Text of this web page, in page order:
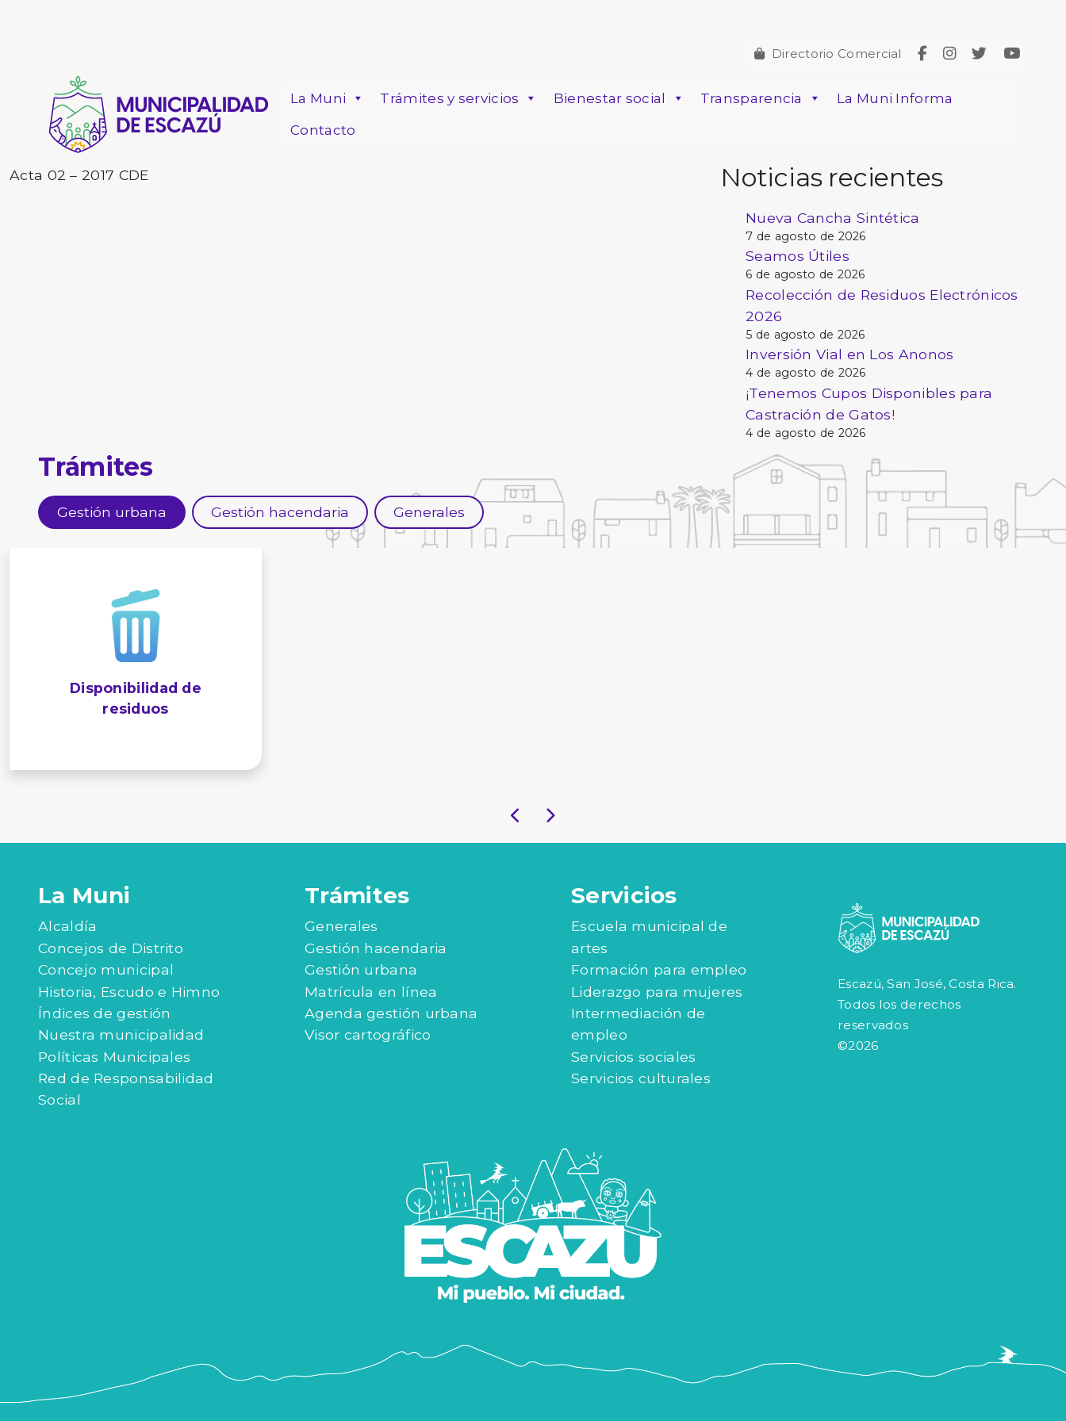
Directorio Comercial
La Muni Trámites y servicios Bienestar social Transparencia
La Muni Informa
Contacto
Acta 02 – 2017 CDE Noticias recientes
Nueva Cancha Sintética
7 de agosto de 2026
Seamos Útiles
6 de agosto de 2026
Recolección de Residuos Electrónicos
2026
5 de agosto de 2026
Inversión Vial en Los Anonos
4 de agosto de 2026
¡Tenemos Cupos Disponibles para
Castración de Gatos!
4 de agosto de 2026
Trámites
Gestión urbana Gestión hacendaria Generales
Disponibilidad de
residuos
La Muni
Alcaldía
Concejos de Distrito
Concejo municipal
Historia, Escudo e Himno
Índices de gestión
Nuestra municipalidad
Políticas Municipales
Red de Responsabilidad
Social
Trámites
Generales
Gestión hacendaria
Gestión urbana
Matrícula en línea
Agenda gestión urbana
Visor cartográfico
Servicios
Escuela municipal de
artes
Formación para empleo
Liderazgo para mujeres
Intermediación de
empleo
Servicios sociales
Servicios culturales
Escazú, San José, Costa Rica.
Todos los derechos
reservados
©2026